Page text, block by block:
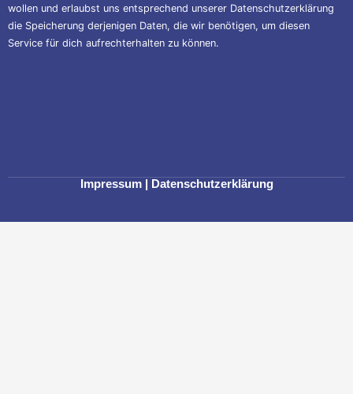
wollen und erlaubst uns entsprechend unserer Datenschutzerklärung
die Speicherung derjenigen Daten, die wir benötigen, um diesen
Service für dich aufrechterhalten zu können.
Impressum| Datenschutzerklärung